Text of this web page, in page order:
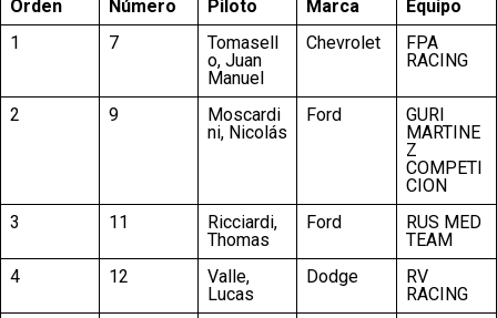
Orden
Número Piloto Marca
Equipo
1
7
Tomasell
o, Juan
Manuel
Chevrolet
FPA
RACING
2 9
Moscardi
ni, Nicolás
Ford
GURI
MARTINE
Z
COMPETI
CION
3
11
Ricciardi,
Thomas
Ford
RUS MED
TEAM
4
12
Valle,
Lucas
Dodge
RV
RACING